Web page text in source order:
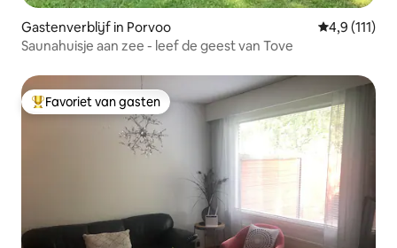
Gastenverblijf in Porvoo Gemiddelde
4,9 (111)
Saunahuisje aan zee - leef de geest van Tove
Topfavoriet van gasten
Favoriet van gasten